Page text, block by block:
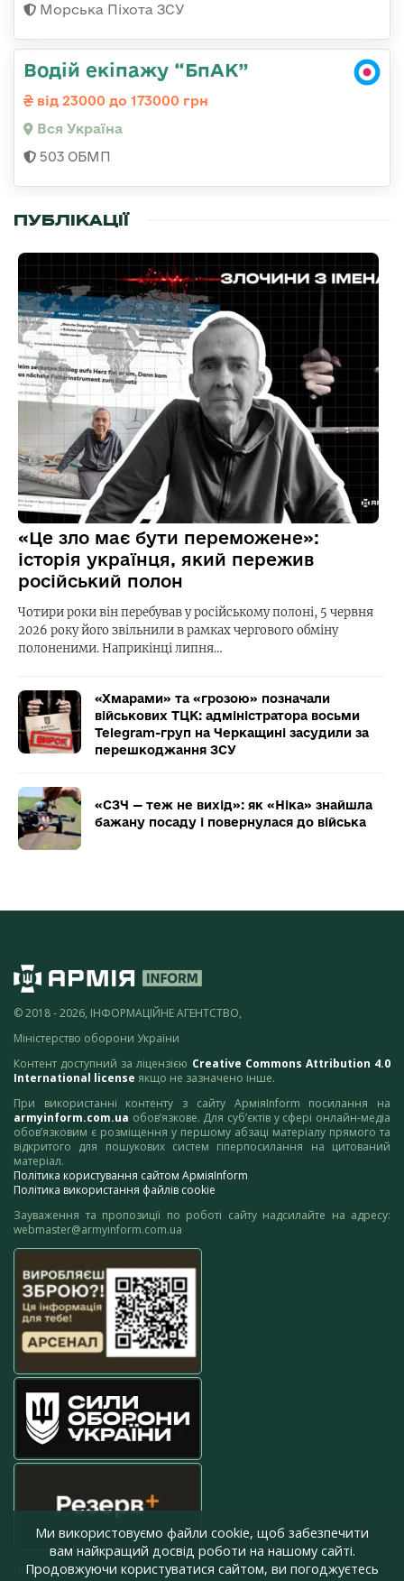
Морська Піхота ЗСУ
Водій екіпажу “БпАК”
від 23000 до 173000 грн
Вся Україна
503 ОБМП
ПУБЛІКАЦІЇ
«Це зло має бути переможене»:
історія українця, який пережив
російський полон
Чотири роки він перебував у російському полоні, 5 червня
2026 року його звільнили в рамках чергового обміну
полоненими. Наприкінці липня…
«Хмарами» та «грозою» позначали
військових ТЦК: адміністратора восьми
Telegram-груп на Черкащині засудили за
перешкоджання ЗСУ
«СЗЧ — теж не вихід»: як «Ніка» знайшла
бажану посаду і повернулася до війська
© 2018 - 2026, ІНФОРМАЦІЙНЕ АГЕНТСТВО,
Міністерство оборони України
Контент доступний за ліцензією Creative Commons Attribution 4.0
International license якщо не зазначено інше.
При використанні контенту з сайту АрміяInform посилання на
armyinform.com.ua обов’язкове. Для суб’єктів у сфері онлайн-медіа
обов’язковим є розміщення у першому абзаці матеріалу прямого та
відкритого для пошукових систем гіперпосилання на цитований
матеріал.
Політика користування сайтом АрміяInform
Політика використання файлів cookie
Зауваження та пропозиції по роботі сайту надсилайте на адресу:
webmaster@armyinform.com.ua
press@armyinform.com.ua
Ми використовуємо файли cookie, щоб забезпечити
вам найкращий досвід роботи на нашому сайті.
Продовжуючи користуватися сайтом, ви погоджуєтесь